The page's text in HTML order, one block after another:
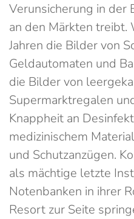
Verunsicherung in der
an den Märkten treibt.
Jahren die Bilder von
Geldautomaten und
die Bilder von
Supermarktregalen
Knappheit an
medizinischem
und Schutzanzügen.
als mächtige letzte
Notenbanken in ihrer
Resort zur Seite